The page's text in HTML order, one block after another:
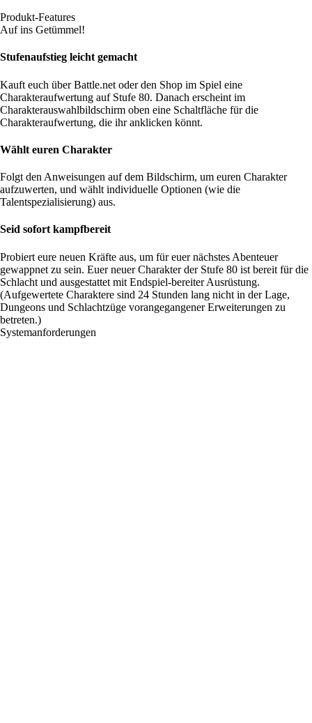
Produkt-Features
Auf ins Getümmel!
Stufenaufstieg leicht gemacht
Kauft euch über Battle.net oder den Shop im Spiel eine
Charakteraufwertung auf Stufe 80. Danach erscheint im
Charakterauswahlbildschirm oben eine Schaltfläche für die
Charakteraufwertung, die ihr anklicken könnt.
Wählt euren Charakter
Folgt den Anweisungen auf dem Bildschirm, um euren Charakter
aufzuwerten, und wählt individuelle Optionen (wie die
Talentspezialisierung) aus.
Seid sofort kampfbereit
Probiert eure neuen Kräfte aus, um für euer nächstes Abenteuer
gewappnet zu sein. Euer neuer Charakter der Stufe 80 ist bereit für die
Schlacht und ausgestattet mit Endspiel-bereiter Ausrüstung.
(Aufgewertete Charaktere sind 24 Stunden lang nicht in der Lage,
Dungeons und Schlachtzüge vorangegangener Erweiterungen zu
betreten.)
Systemanforderungen